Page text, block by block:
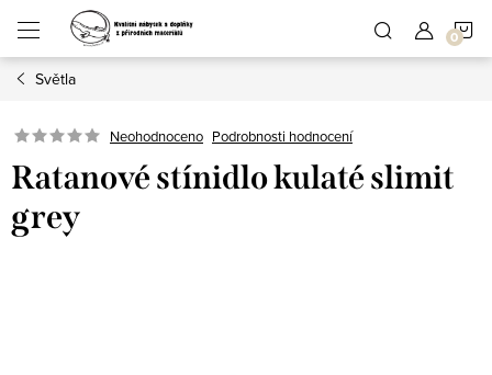
obsah
Světla
Neohodnoceno Podrobnosti hodnocení
Ratanové stínidlo kulaté slimit
grey